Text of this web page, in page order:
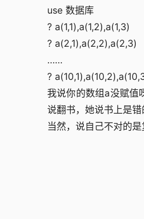
use 数据库
? a(1,1),a(1,2),a(1,3)
? a(2,1),a(2,2),a(2,3)
……
?
我说你的数组a没赋值
说翻书，她说书上是错
当然，说自己不对的